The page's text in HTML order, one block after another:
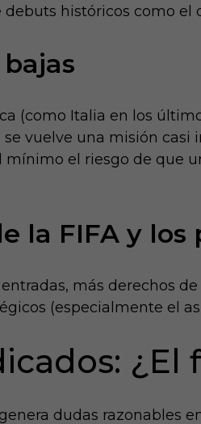
históricos como el
(como Italia en los
vuelve una misión casi
el riesgo de que
la FIFA y los
más derechos
(especialmente el
¿El
dudas razonables